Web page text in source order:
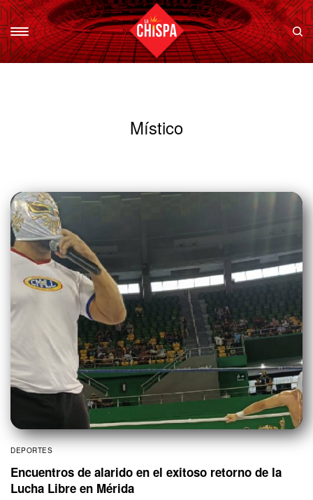
Místico
DEPORTES
Encuentros de alarido en el exitoso retorno de la
Lucha Libre en Mérida